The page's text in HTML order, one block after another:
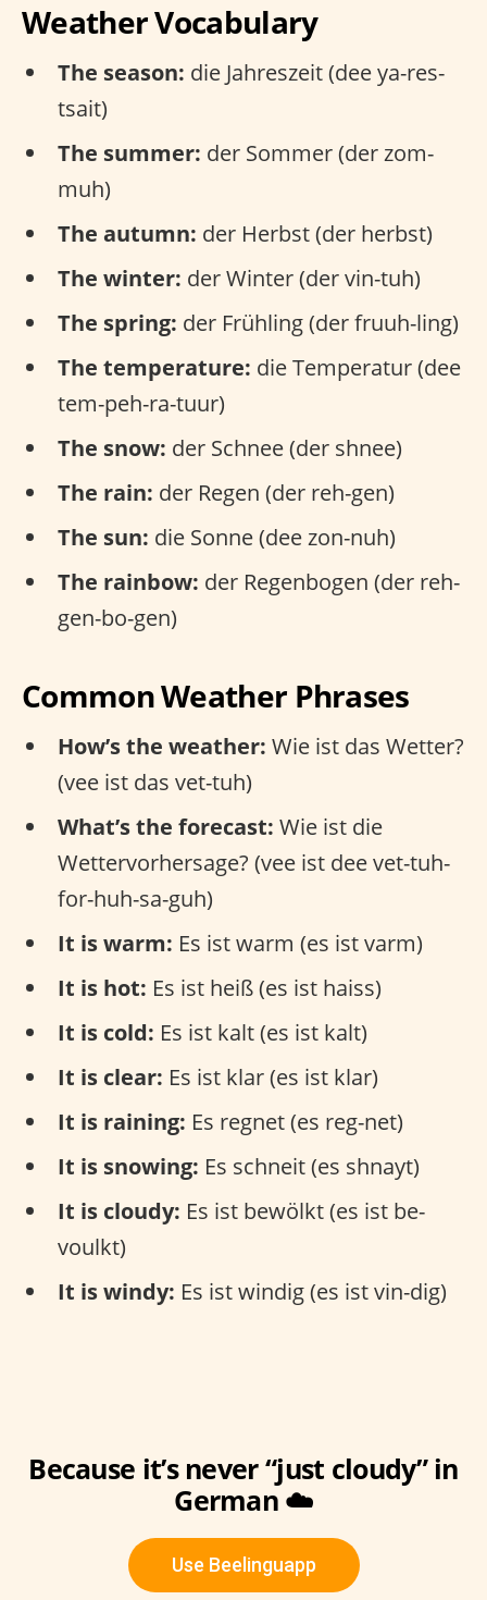
Weather Vocabulary
The season: die Jahreszeit (dee ya-res-
tsait)
The summer: der Sommer (der zom-
muh)
The autumn: der Herbst (der herbst)
The winter: der Winter (der vin-tuh)
The spring: der Frühling (der fruuh-ling)
The temperature: die Temperatur (dee
tem-peh-ra-tuur)
The snow: der Schnee (der shnee)
The rain: der Regen (der reh-gen)
The sun: die Sonne (dee zon-nuh)
The rainbow: der Regenbogen (der reh-
gen-bo-gen)
Common Weather Phrases
How’s the weather: Wie ist das Wetter?
(vee ist das vet-tuh)
What’s the forecast: Wie ist die
Wettervorhersage? (vee ist dee vet-tuh-
for-huh-sa-guh)
It is warm: Es ist warm (es ist varm)
It is hot: Es ist heiß (es ist haiss)
It is cold: Es ist kalt (es ist kalt)
It is clear: Es ist klar (es ist klar)
It is raining: Es regnet (es reg-net)
It is snowing: Es schneit (es shnayt)
It is cloudy: Es ist bewölkt (es ist be-
voulkt)
It is windy: Es ist windig (es ist vin-dig)
Because it’s never “just cloudy” in
German ☁️
Use Beelinguapp